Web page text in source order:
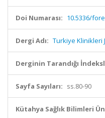
Doi Numarası: 10.5336/
Dergi Adı: Turkiye Klinikleri
Derginin Tarandığı
Sayfa Sayıları: ss.80-90
Kütahya Sağlık Bilimleri